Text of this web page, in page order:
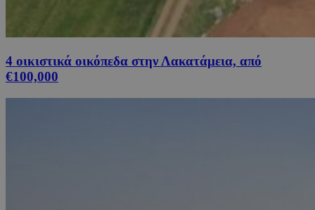
4 οικιστικά οικόπεδα στην Λακατάμεια, από
€100,000